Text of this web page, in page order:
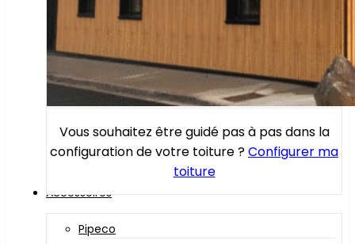
Vous souhaitez être guidé pas à pas dans la
configuration de votre toiture ?Configurer ma
toiture
Accessoires
Pipeco